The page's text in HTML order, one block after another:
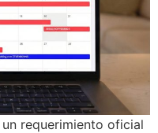
requerimiento oficial